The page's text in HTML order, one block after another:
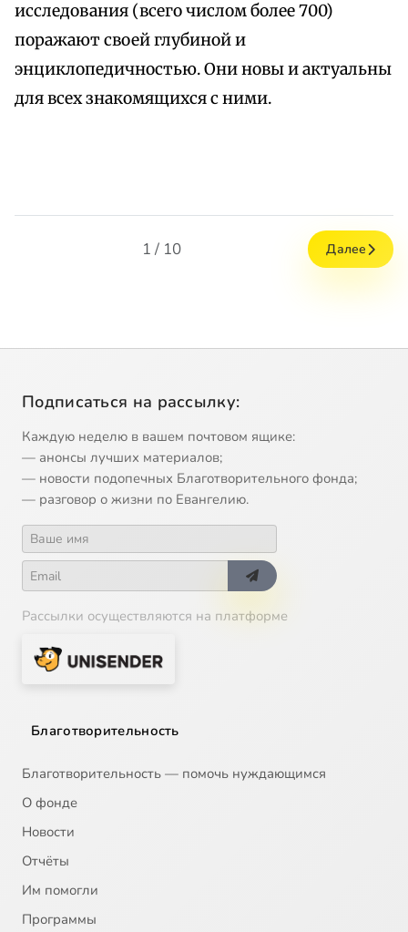
исследования (всего числом более 700)
поражают своей глубиной и
энциклопедичностью. Они новы и актуальны
для всех знакомящихся с ними.
1 / 10 Далее
Подписаться на рассылку:
Каждую неделю в вашем почтовом ящике:
— анонсы лучших материалов;
— новости подопечных Благотворительного фонда;
— разговор о жизни по Евангелию.
Рассылки осуществляются на платформе
Благотворительность
Благотворительность — помочь нуждающимся
О фонде
Новости
Отчёты
Им помогли
Программы